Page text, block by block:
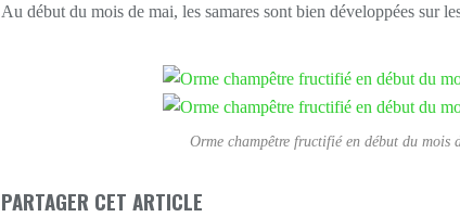
Au début du mois de mai, les samares sont bien développées sur
Orme champêtre fructifié en début du mois
PARTAGER CET ARTICLE